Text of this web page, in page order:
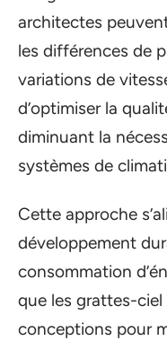
architectes
les différences de
variations de
d’optimiser la
diminuant la
systèmes de
Cette approche
développement
consommation
que les grattes-
conceptions pour